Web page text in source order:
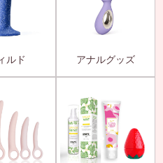
ルド アナルグッズ